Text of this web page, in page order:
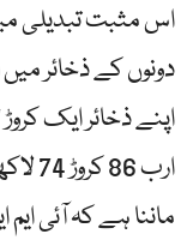
اس مثبت تبدیلی
دونوں کے ذخائر
ارب
ماننا ہے کہ آئی